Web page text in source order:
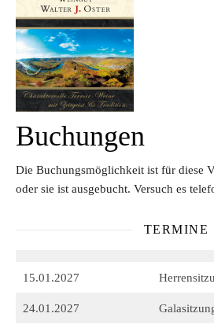
Buchungen
Die Buchungsmöglichkeit ist für diese
oder sie ist ausgebucht. Versuch es
TERMINE
15.01.2027
24.01.2027